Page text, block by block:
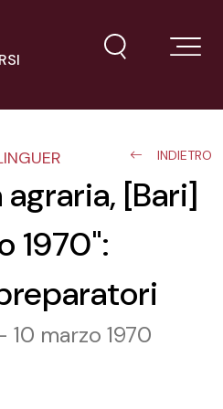
INDIETRO
[Bari]
1970":
marzo 1970